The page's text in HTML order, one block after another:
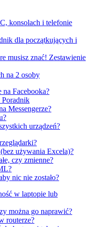
konsolach i telefonie
dla początkujących i
musisz znać! Zestawienie
na 2 osoby
na Facebooka?
Poradnik
Messengerze?
urządzeń?
używania Excela)?
czy zmienne?
nic nie zostało?
w laptopie lub
można go naprawić?
routerze?